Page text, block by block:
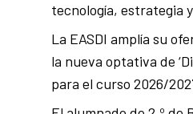
tecnología, estrategia
La EASDI amplía su
la nueva optativa de
para el curso 2026/